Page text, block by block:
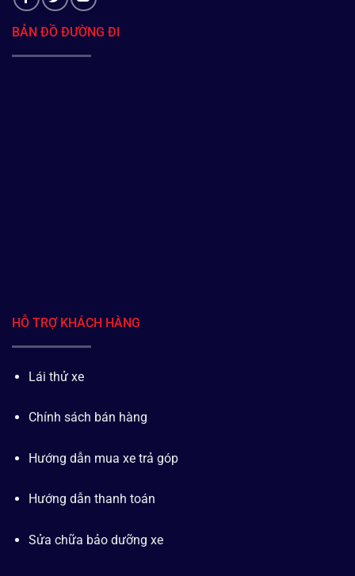
BẢN ĐỒ ĐƯỜNG ĐI
HỖ TRỢ KHÁCH HÀNG
Lái thử xe
Chính sách bán hàng
Hướng dẫn mua xe trả góp
Hướng dẫn thanh toán
Sửa chữa bảo dưỡng xe